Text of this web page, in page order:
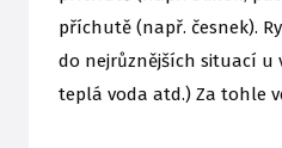
příchutě (např. česnek).
do nejrůznějších situací u
teplá voda atd.) Za tohle